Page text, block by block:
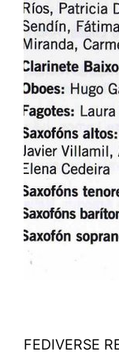
FEDIVERSE